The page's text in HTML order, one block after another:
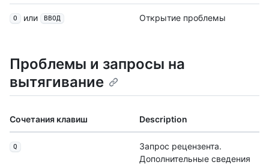
O или ВВОД Открытие проблемы
Проблемы и запросы на
вытягивание
Сочетания клавиш Description
Q
Запрос рецензента.
Дополнительные сведения